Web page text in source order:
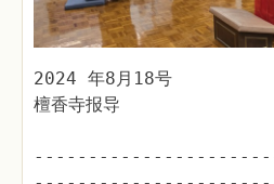
2024 年8月18号
檀香寺报导